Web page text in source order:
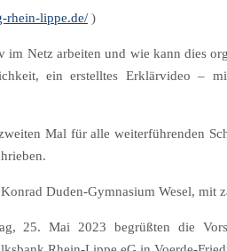
rhein-lippe.de/ )
im Netz arbeiten und wie kann dies
ein erstelltes Erklärvideo –
Mal für alle weiterführenden
Duden-Gymnasium Wesel, mit
25. Mai 2023 begrüßten die